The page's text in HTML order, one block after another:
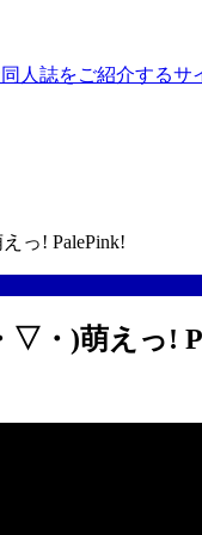
人誌をご紹介するサ
っ! PalePink!
▽・)萌えっ!